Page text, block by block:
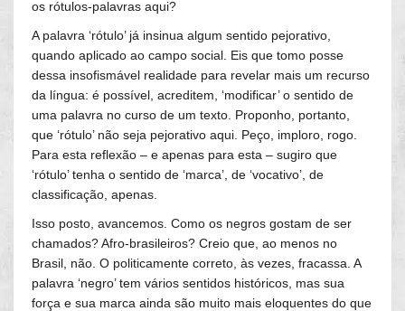
os rótulos-palavras aqui?
A palavra ‘rótulo’ já insinua algum sentido pejorativo,
quando aplicado ao campo social. Eis que tomo posse
dessa insofismável realidade para revelar mais um recurso
da língua: é possível, acreditem, ‘modificar’ o sentido de
uma palavra no curso de um texto. Proponho, portanto,
que ‘rótulo’ não seja pejorativo aqui. Peço, imploro, rogo.
Para esta reflexão – e apenas para esta – sugiro que
‘rótulo’ tenha o sentido de ‘marca’, de ‘vocativo’, de
classificação, apenas.
Isso posto, avancemos. Como os negros gostam de ser
chamados? Afro-brasileiros? Creio que, ao menos no
Brasil, não. O politicamente correto, às vezes, fracassa. A
palavra ‘negro’ tem vários sentidos históricos, mas sua
força e sua marca ainda são muito mais eloquentes do que